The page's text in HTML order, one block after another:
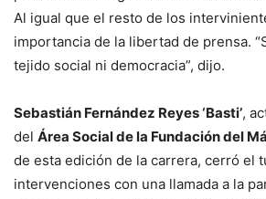
Al igual que el resto de los
importancia de la libertad de prensa.
tejido social ni democracia”, dijo.
Sebastián Fernández Reyes ‘Basti’,
del Área Social de la Fundación del
de esta edición de la carrera, cerró el
intervenciones con una llamada a la